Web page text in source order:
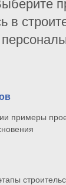
в
примеры